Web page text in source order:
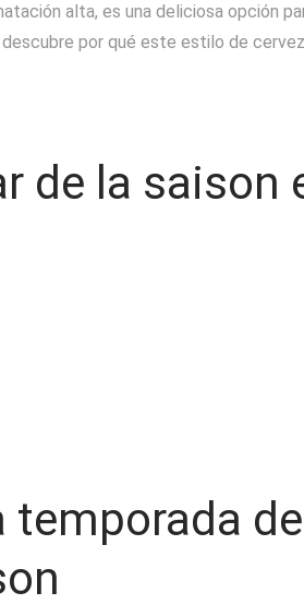
alta, es una deliciosa opción
por qué este estilo de
de la saison
temporada de